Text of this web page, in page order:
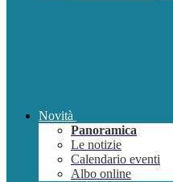
Novità
Panoramica
Le notizie
Calendario eventi
Albo online